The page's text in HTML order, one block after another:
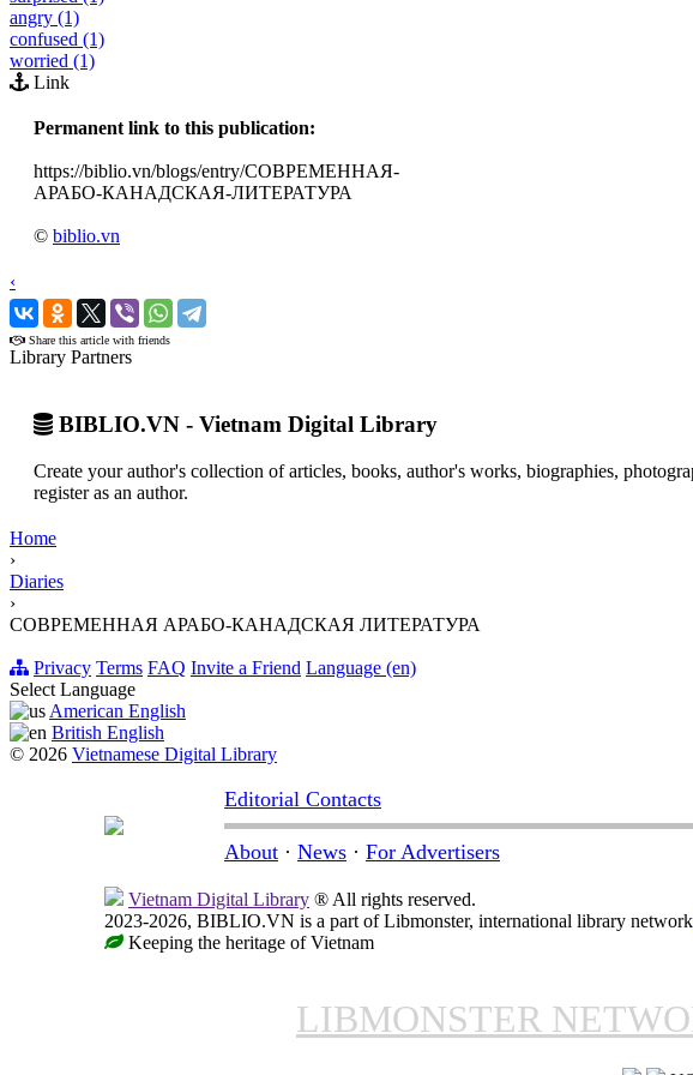
angry (1)
confused (1)
worried (1)
Link
Permanent link to this publication:
https://biblio.vn/blogs/entry/СОВРЕМЕННАЯ-
АРАБО-КАНАДСКАЯ-ЛИТЕРАТУРА
© biblio.vn
‹
›
Share this article with friends
Library Partners
BIBLIO.VN - Vietnam Digital Library
Create your author's collection of articles, books, author's works, biographies,
register as an author.
Home
›
Diaries
›
СОВРЕМЕННАЯ АРАБО-КАНАДСКАЯ ЛИТЕРАТУРА
Privacy Terms FAQ Invite a Friend Language (en)
Select Language
American English
British English
© 2026 Vietnamese Digital Library
Editorial Contacts
About · News · For Advertisers
Vietnam Digital Library ® All rights reserved.
2023-2026, BIBLIO.VN is a part of Libmonster, international library
Keeping the heritage of Vietnam
LIBMONSTER